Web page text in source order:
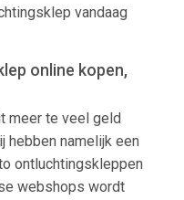
vandaag
online kopen,
meer te veel geld
hebben namelijk een
ontluchtingskleppen
webshops wordt